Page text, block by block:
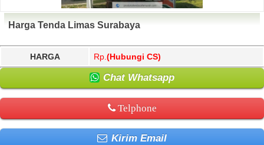
Harga Tenda Limas Surabaya
HARGA Rp. (Hubungi CS)
Chat Whatsapp
Telphone
Kirim Email